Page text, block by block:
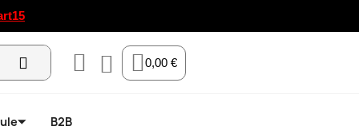
0,00 €
B2B